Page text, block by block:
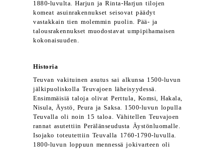
1880-luvulta. Harjun ja Rinta-Harjun tilojen
komeat asuinrakennukset seisovat päädyt
vastakkain tien molemmin puolin. Pää- ja
talousrakennukset muodostavat umpipihamaisen
kokonaisuuden.
Historia
Teuvan vakituinen asutus sai alkunsa 1500-luvun
jälkipuoliskolla Teuvajoen läheisyydessä.
Ensimmäisiä taloja olivat Perttula, Komsi, Hakala,
Nisula, Äystö, Peura ja Saksa. 1500-luvun lopulla
Teuvalla oli noin 15 taloa. Vähitellen Teuvajoen
rannat asutettiin Perälänseudusta Äystönluomalle.
Isojako toteutettiin Teuvalla 1760-1790-luvulla.
1800-luvun loppuun mennessä jokivarteen oli